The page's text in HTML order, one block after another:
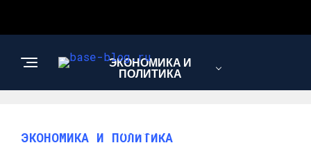
ЭКОНОМИКА И
ПОЛИТИКА
НОВОСТИ
ЭКОНОМИКА И ПОЛИТИКА